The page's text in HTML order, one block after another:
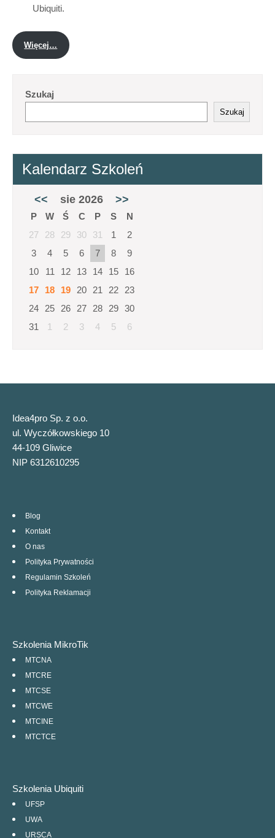
Ubiquiti.
Więcej…
Szukaj
Szukaj
Kalendarz Szkoleń
<< sie 2026 >>
P W Ś C P S
N
27
28 29 30 31 1
2
3
4 5 6 7 8
9
10
11 12 13 14 15
16
17
18 19 20 21 22 23
24 25 26 27 28 29 30
31
1 2 3 4 5 6
Idea4pro Sp. z o.o.
ul. Wyczółkowskiego 10
44-109 Gliwice
NIP 6312610295
Blog
Kontakt
O nas
Polityka Prywatności
Regulamin Szkoleń
Polityka Reklamacji
Szkolenia MikroTik
MTCNA
MTCRE
MTCSE
MTCWE
MTCINE
MTCTCE
Szkolenia Ubiquiti
UFSP
UWA
URSCA